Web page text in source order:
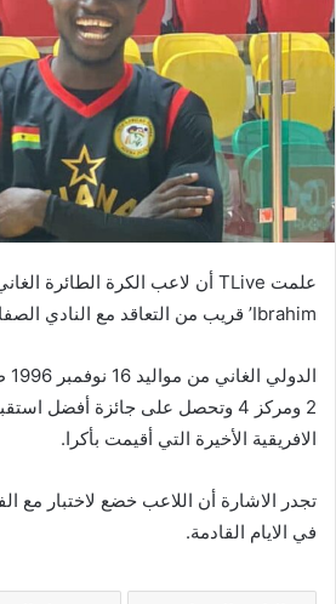
Ibrahim’ قريب من التعاقد مع النادي الصفاقسي.
2 ومركز 4 وتحصل على جائزة أفضل
الافريقية الأخيرة التي أقيمت بأكرا.
تجدر الاشارة أن اللاعب خضع لاختبار مع
في الايام القادمة.